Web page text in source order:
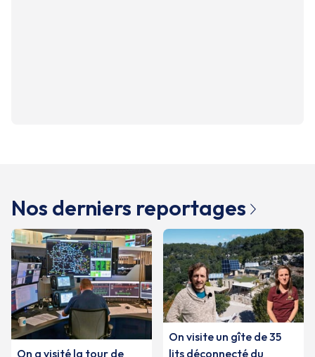
Nos derniers reportages
On a visité la tour de
On visite un gîte de 35
lits déconnecté du